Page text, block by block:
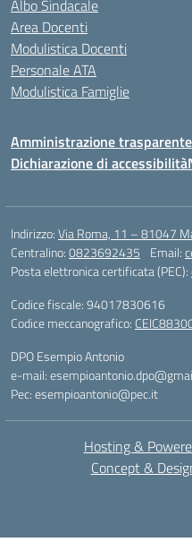
Albo Sindacale
Area Docenti
Modulistica Docenti
Personale ATA
Modulistica Famiglie
Amministrazione trasparente
Dichiarazione di accessibilità
Indirizzo:Via Roma, 11 – 81047
Centralino:0823692435 Email:
Posta elettronica certificata (PEC):
Codice fiscale: 94017830616
Codice meccanografico:
DPO Esempio Antonio
e-mail:
Pec: esempioantonio@pec.it
Hosting &
Concept &